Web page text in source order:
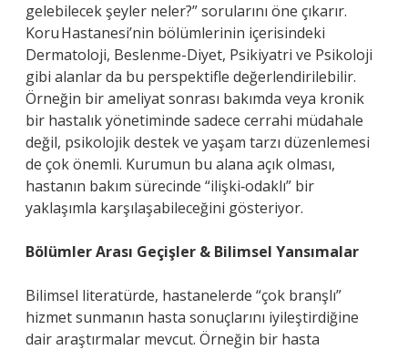
gelebilecek şeyler neler?” sorularını öne çıkarır.
Koru Hastanesi’nin bölümlerinin içerisindeki
Dermatoloji, Beslenme-Diyet, Psikiyatri ve Psikoloji
gibi alanlar da bu perspektifle değerlendirilebilir.
Örneğin bir ameliyat sonrası bakımda veya kronik
bir hastalık yönetiminde sadece cerrahi müdahale
değil, psikolojik destek ve yaşam tarzı düzenlemesi
de çok önemli. Kurumun bu alana açık olması,
hastanın bakım sürecinde “ilişki‑odaklı” bir
yaklaşımla karşılaşabileceğini gösteriyor.
Bölümler Arası Geçişler & Bilimsel Yansımalar
Bilimsel literatürde, hastanelerde “çok branşlı”
hizmet sunmanın hasta sonuçlarını iyileştirdiğine
dair araştırmalar mevcut. Örneğin bir hasta